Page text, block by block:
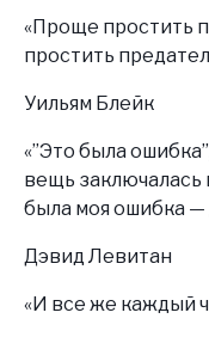
«Проще простить
простить
Уильям Блейк
«”Это была
вещь заключалась
была моя ошибка —
Дэвид Левитан
«И все же каждый